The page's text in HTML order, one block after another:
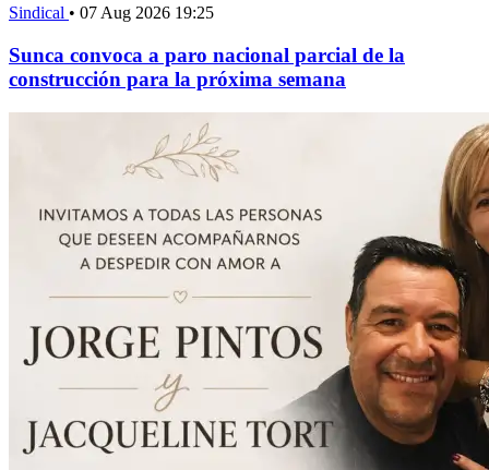
Sindical • 07 Aug 2026 19:25
Sunca convoca a paro nacional parcial de la
construcción para la próxima semana